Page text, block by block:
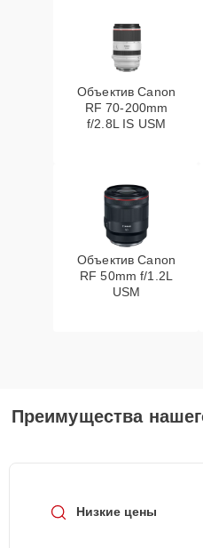
Объектив Canon
RF 70‑200mm
f/2.8L IS USM
Объектив Canon
RF 50mm f/1.2L
USM
Преимущества
Низкие цены